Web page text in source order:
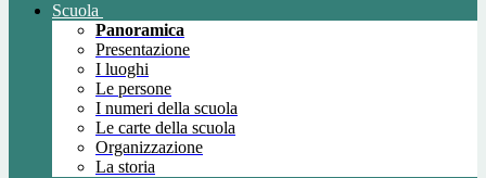
Scuola
Panoramica
Presentazione
I luoghi
Le persone
I numeri della scuola
Le carte della scuola
Organizzazione
La storia